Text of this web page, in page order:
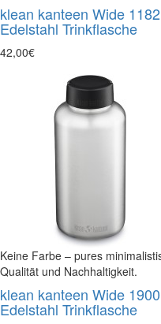
klean kanteen Wide
Edelstahl Trinkflasche
42,00€
Keine Farbe – pures
Qualität und Nachhaltigkeit.
klean kanteen Wide
Edelstahl Trinkflasche